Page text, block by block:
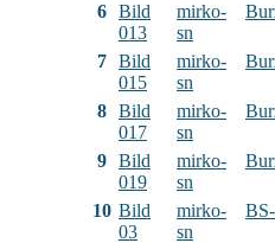
6 Bild
013
mirko-
sn
7 Bild
015
mirko-
sn
8 Bild
017
mirko-
sn
9 Bild
019
mirko-
sn
10 Bild
03
mirko-
sn